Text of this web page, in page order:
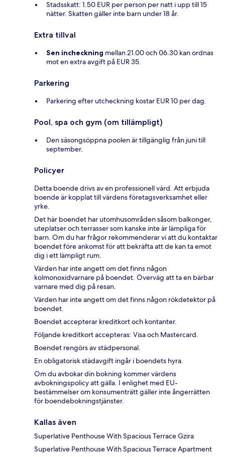
Stadsskatt: 1.50 EUR per person per natt i upp till 15
nätter. Skatten gäller inte barn under 18 år.
Extra tillval
Sen incheckning mellan 21.00 och 06.30 kan ordnas
mot en extra avgift på EUR 35.
Parkering
Parkering efter utcheckning kostar EUR 10 per dag.
Pool, spa och gym (om tillämpligt)
Den säsongsöppna poolen är tillgänglig från juni till
september.
Policyer
Detta boende drivs av en professionell värd. Att erbjuda
boende är kopplat till värdens företagsverksamhet eller
yrke.
Det här boendet har utomhusområden såsom balkonger,
uteplatser och terrasser som kanske inte är lämpliga för
barn. Om du har frågor rekommenderar vi att du kontaktar
boendet före ankomst för att bekräfta att de kan ta emot
dig i ett lämpligt rum.
Värden har inte angett om det finns någon
kolmonoxidvarnare på boendet. Överväg att ta en bärbar
varnare med dig på resan.
Värden har inte angett om det finns någon rökdetektor på
boendet.
Boendet accepterar kreditkort och kontanter.
Följande kreditkort accepteras: Visa och Mastercard.
Boendet rengörs av städpersonal.
En obligatorisk städavgift ingår i boendets hyra.
Om du avbokar din bokning kommer värdens
avbokningspolicy att gälla. I enlighet med EU-
bestämmelser om konsumenträtt gäller inte ångerrätten
för boendebokningstjänster.
Kallas även
Superlative Penthouse With Spacious Terrace Gzira
Superlative Penthouse With Spacious Terrace Apartment